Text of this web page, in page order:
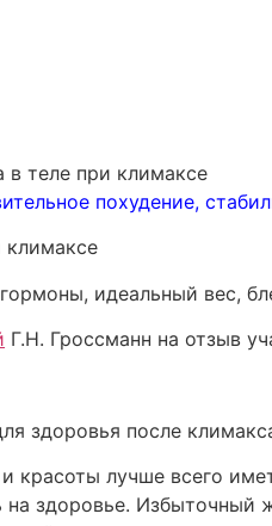
теле при климаксе
похудение,
климаксе
идеальный вес,
Г.Н. Гроссманн на отзыв
здоровья после
красоты лучше всего
на здоровье. Избыточный